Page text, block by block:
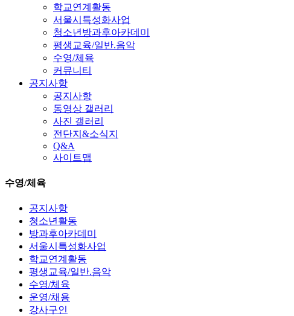
학교연계활동
서울시특성화사업
청소년방과후아카데미
평생교육/일반.음악
수영/체육
커뮤니티
공지사항
공지사항
동영상 갤러리
사진 갤러리
전단지&소식지
Q&A
사이트맵
수영/체육
공지사항
청소년활동
방과후아카데미
서울시특성화사업
학교연계활동
평생교육/일반.음악
수영/체육
운영/채용
강사구인